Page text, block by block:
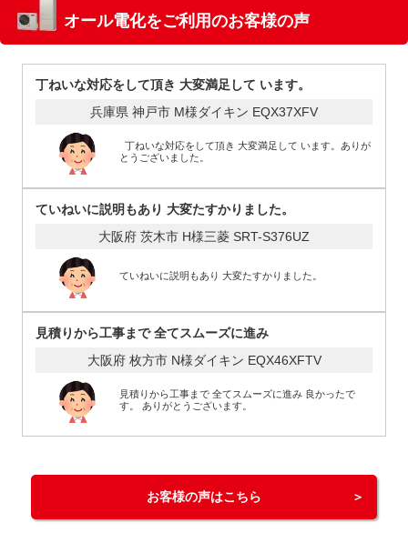
オール電化をご利用のお客様の声
丁ねいな対応をして頂き 大変満足して います。
兵庫県 神戸市 M様ダイキン EQX37XFV
丁ねいな対応をして頂き 大変満足して います。ありが
とうございました。
ていねいに説明もあり 大変たすかりました。
大阪府 茨木市 H様三菱 SRT-S376UZ
ていねいに説明もあり 大変たすかりました。
見積りから工事まで 全てスムーズに進み
大阪府 枚方市 N様ダイキン EQX46XFTV
見積りから工事まで 全てスムーズに進み 良かったで
す。 ありがとうございます。
お客様の声はこちら